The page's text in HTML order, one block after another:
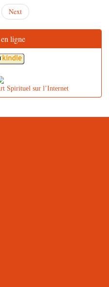
Next
ligne
Spirituel sur l’Internet